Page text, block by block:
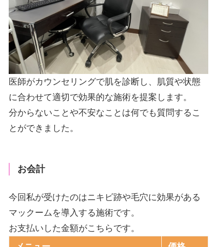
医師がカウンセリングで肌を診断し、肌質や状態
に合わせて適切で効果的な施術を提案します。
分からないことや不安なことは何でも質問するこ
とができました。
お会計
今回私が受けたのはニキビ跡や毛穴に効果がある
マックームを導入する施術です。
お支払いした金額がこちらです。